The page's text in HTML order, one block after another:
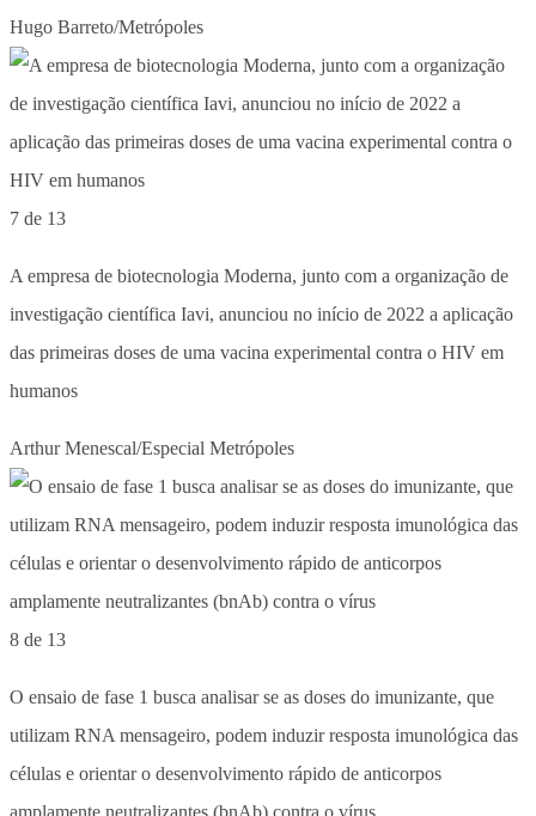
Hugo Barreto/Metrópoles
7 de 13
A empresa de biotecnologia Moderna, junto com a organização de
investigação científica Iavi, anunciou no início de 2022 a aplicação
das primeiras doses de uma vacina experimental contra o HIV em
humanos
Arthur Menescal/Especial Metrópoles
8 de 13
O ensaio de fase 1 busca analisar se as doses do imunizante, que
utilizam RNA mensageiro, podem induzir resposta imunológica das
células e orientar o desenvolvimento rápido de anticorpos
amplamente neutralizantes (bnAb) contra o vírus